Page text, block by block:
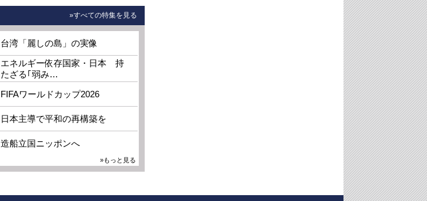
»すべての特集を見る
台湾「麗しの島」の実像
エネルギー依存国家・日本 持
たざる｢弱み…
FIFAワールドカップ2026
日本主導で平和の再構築を
造船立国ニッポンへ
»もっと見る